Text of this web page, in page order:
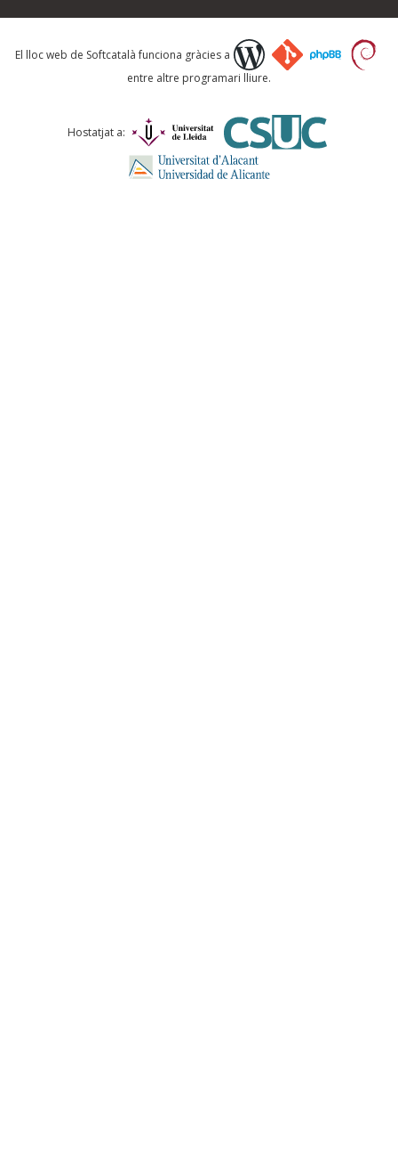
Què proposeu?
Comentari *
El lloc web de Softcatalà funciona gràcies a
entre altre programari lliure.
Hostatjat a: